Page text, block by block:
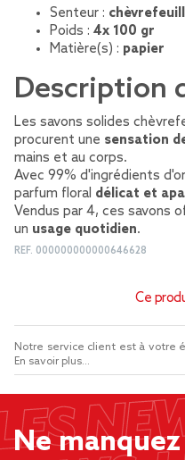
Senteur :
Poids : 4x 100 gr
Matière(s) : papier
Description
Les savons solides
procurent une sensation
mains et au corps.
Avec 99% d'ingrédients
parfum floral délicat et
Vendus par 4, ces savons
un usage quotidien.
REF. 000000000000646628
Ce
Notre service client est à votre
En savoir plus...
Ne